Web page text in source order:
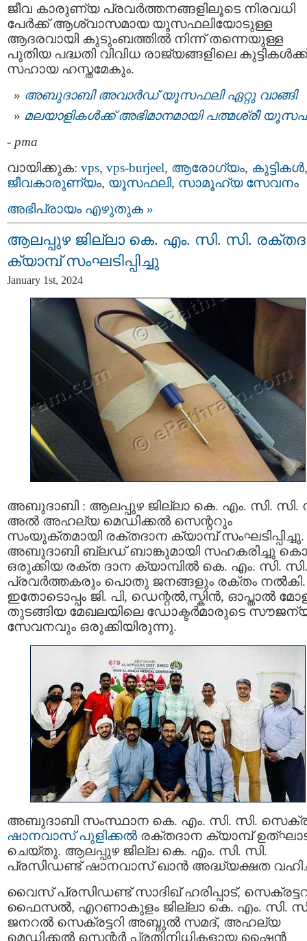
ജീവ കാരുണ്യ പ്രവർത്തനങ്ങളിലൂടെ നിരവധി
പേർക്ക് ആശ്വാസമായ യൂസഫലിയോടുള്ള
ആദരവായി കുടുംബത്തിൽ നിന്ന് തന്നെയുള്ള
പുതിയ പദ്ധതി വിവിധ രാജ്യങ്ങളിലെ കുട്ടികൾക്ക്
സഹായ ഹസ്തമേകും.
അബുദാബി അവാര്‍ഡ് യൂസഫലി ഏറ്റു വാങ്ങി
മലയാളികള്‍ക്ക് അഭിമാനമായി പത്മശ്രീ
- pma
വായിക്കുക: vps, vps-burjeel, ആരോഗ്യം, കുട്ടികള്‍,
ജീവകാരുണ്യം, യൂസഫലി, സാമൂഹ്യ സേവനം
അഭിപ്രായം എഴുതുക »
ആലപ്പുഴ ജില്ലാ കെ. എം. സി. സി.
ക്യാമ്പ് സംഘടിപ്പിച്ചു
January 1st, 2024
അബുദാബി : ആലപ്പുഴ ജില്ലാ കെ. എം. സി. സി.
അൽ അഹല്യ മെഡിക്കൽ സെന്ററും
സംയുക്തമായി രക്‌തദാന ക്യാമ്പ് സംഘടിപ്പിച്ചു.
അബുദാബി ബ്ലഡ്‌ ബാങ്കുമായി സഹകരിച്ചു
ഒരുക്കിയ രക്‌ത ദാന ക്യാമ്പിൽ കെ. എം. സി. സി.
പ്രവർത്തകരും പൊതു ജനങ്ങളും രക്തം നൽകി.
ഇതോടൊപ്പം ജി. പി, ഡെന്റൽ,സ്കിൻ, ഓപ്താൽ
തുടങ്ങിയ മേഖലയിലെ ഡോക്ടർമാരുടെ
സേവനവും ഒരുക്കിയിരുന്നു.
അബുദാബി സംസ്ഥാന കെ. എം. സി. സി.
ഷാനവാസ്‌ പുളിക്കൽ രക്‌തദാന ക്യാമ്പ്
ചെയ്തു. ആലപ്പുഴ ജില്ല കെ. എം. സി. സി.
പ്രസിഡണ്ട് ഷാനവാസ്‌ ഖാൻ അദ്ധ്യക്ഷത
വൈസ് പ്രസിഡണ്ട് സാദിഖ് ഹരിപ്പാട്,
ഫൈസൽ, എറണാകുളം ജില്ലാ കെ. എം. സി.
ജനറൽ സെക്രട്ടറി അബ്ദുൽ സമദ്, അഹല്യ
മെഡിക്കൽ സെന്റർ പ്രതിനിധികളായ ഷൈൻ